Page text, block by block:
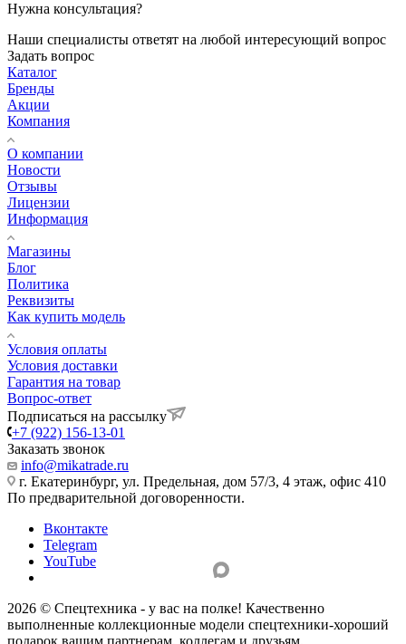
Нужна консультация?
Наши специалисты ответят на любой интересующий вопрос
Задать вопрос
Каталог
Бренды
Акции
Компания
О компании
Новости
Отзывы
Лицензии
Информация
Магазины
Блог
Политика
Реквизиты
Как купить модель
Условия оплаты
Условия доставки
Гарантия на товар
Вопрос-ответ
Подписаться на рассылку
+7 (922) 156-13-01
Заказать звонок
info@mikatrade.ru
г. Екатеринбург, ул. Предельная, дом 57/3, 4 этаж, офис 410
По предварительной договоренности.
Вконтакте
Telegram
YouTube
2026 © Спецтехника - у вас на полке! Качественно
выполненные коллекционные модели спецтехники-хороший